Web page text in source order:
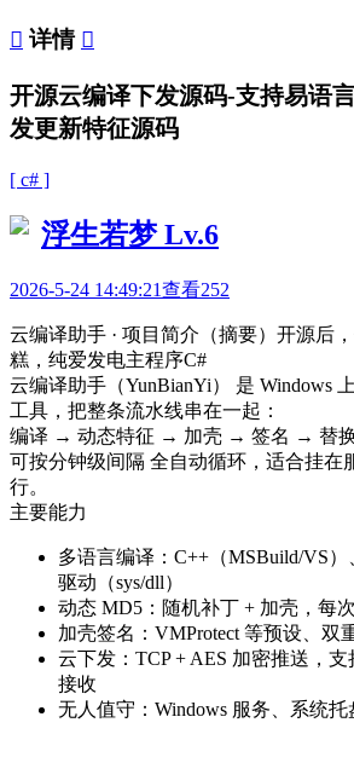
 详情 
开源云编译下发源码-支持易语
发更新特征源码
[ c# ]
浮生若梦Lv.6
2026-5-24 14:49:21查看252
云编译助手 · 项目简介（摘要）开源后
糕，纯爱发电主程序C#
云编译助手（YunBianYi） 是 Windows
工具，把整条流水线串在一起：
编译 → 动态特征 → 加壳 → 签名 → 替
可按分钟级间隔 全自动循环，适合挂在
行。
主要能力
多语言编译：C++（MSBuild/VS）
驱动（sys/dll）
动态 MD5：随机补丁 + 加壳，每
加壳签名：VMProtect 等预设、双
云下发：TCP + AES 加密推送，
接收
无人值守：Windows 服务、系统